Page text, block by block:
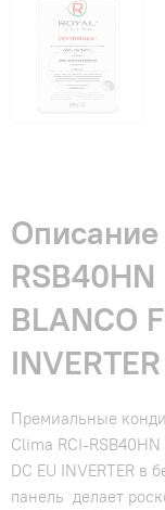
Описание
RSB40HN
BLANCO
INVERTER
Премиальные
Clima RCI-RSB40HN
DC EU INVERTER в
панель делает